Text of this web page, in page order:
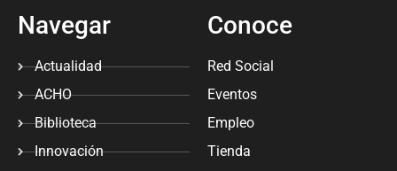
Navegar
Actualidad
ACHO
Biblioteca
Innovación
Conoce
Red Social
Eventos
Empleo
Tienda